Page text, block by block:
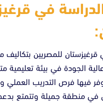
في
قرغيزستان للمصريين بتكاليف
الجودة في بيئة تعليمية
فيها فرص التدريب العملي
في منطقة جميلة وتتمتع